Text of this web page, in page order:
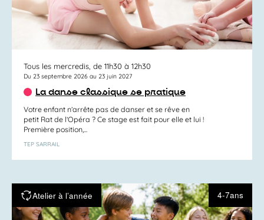
Tous les mercredis, de 11h30 à 12h30
Du 23 septembre 2026 au 23 juin 2027
La danse classique se pratique
Votre enfant n’arrête pas de danser et se rêve en
petit Rat de l’Opéra ? Ce stage est fait pour elle et lui !
Première position,...
TEP SARRAIL
Atelier à l’année 4-7ans